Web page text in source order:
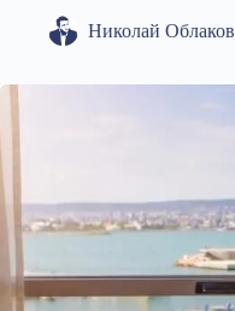
Николай Облаков